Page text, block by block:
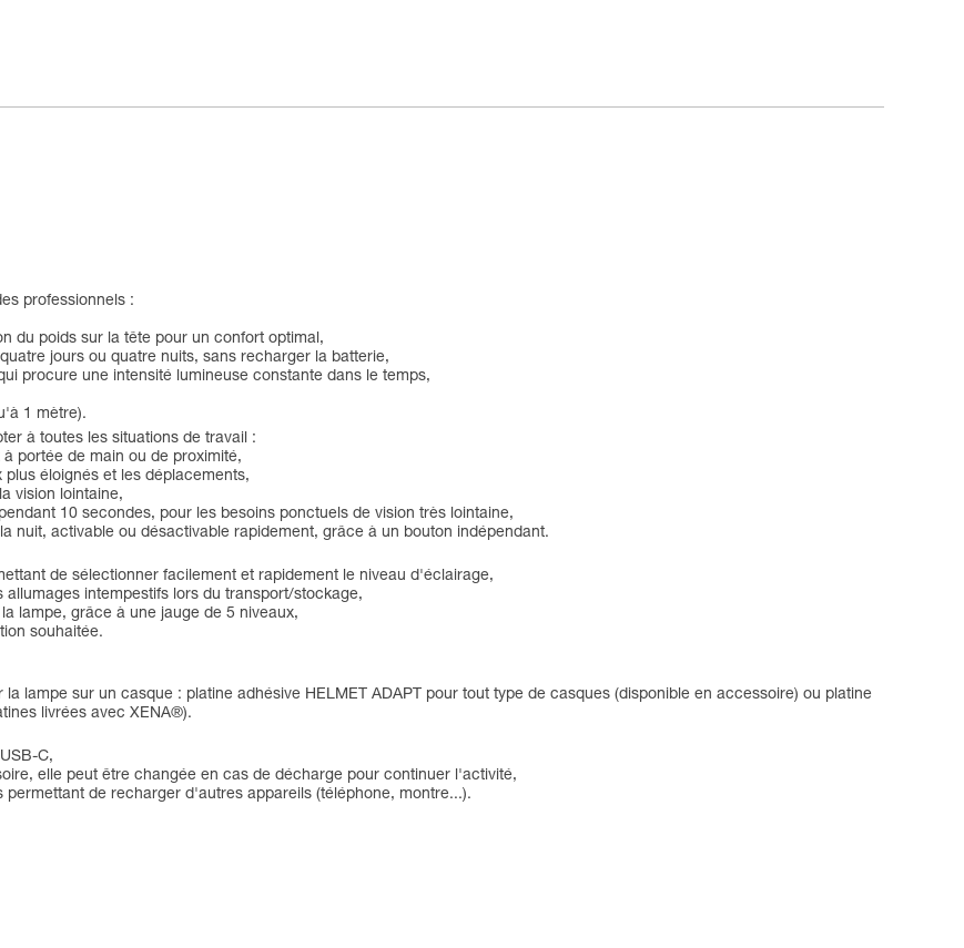
professionnels :
du poids sur la tête pour un confort optimal,
jours ou quatre nuits, sans recharger la batterie,
procure une intensité lumineuse constante dans le temps,
1 mètre).
à toutes les situations de travail :
portée de main ou de proximité,
éloignés et les déplacements,
vision lointaine,
10 secondes, pour les besoins ponctuels de vision très lointaine,
nuit, activable ou désactivable rapidement, grâce à un bouton indépendant.
de sélectionner facilement et rapidement le niveau d'éclairage,
intempestifs lors du transport/stockage,
lampe, grâce à une jauge de 5 niveaux,
souhaitée.
lampe sur un casque : platine adhésive HELMET ADAPT pour tout type de casques (disponible en accessoire) ou platine
livrées avec XENA®).
C,
elle peut être changée en cas de décharge pour continuer l'activité,
de recharger d'autres appareils (téléphone, montre...).